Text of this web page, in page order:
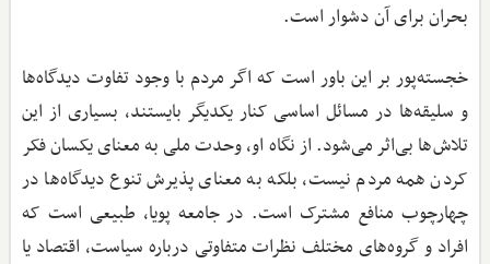
بحران برای آن دشوار است.
خجسته‌پور بر این باور است که اگر مردم با وجود تفاوت دیدگاه‌ها
و سلیقه‌ها در مسائل اساسی کنار یکدیگر بایستند، بسیاری از این
تلاش‌ها بی‌اثر می‌شود. از نگاه او، وحدت ملی به معنای یکسان فکر
کردن همه مردم نیست، بلکه به معنای پذیرش تنوع دیدگاه‌ها در
چهارچوب منافع مشترک است. در جامعه پویا، طبیعی است که
افراد و گروه‌های مختلف نظرات متفاوتی درباره سیاست، اقتصاد یا